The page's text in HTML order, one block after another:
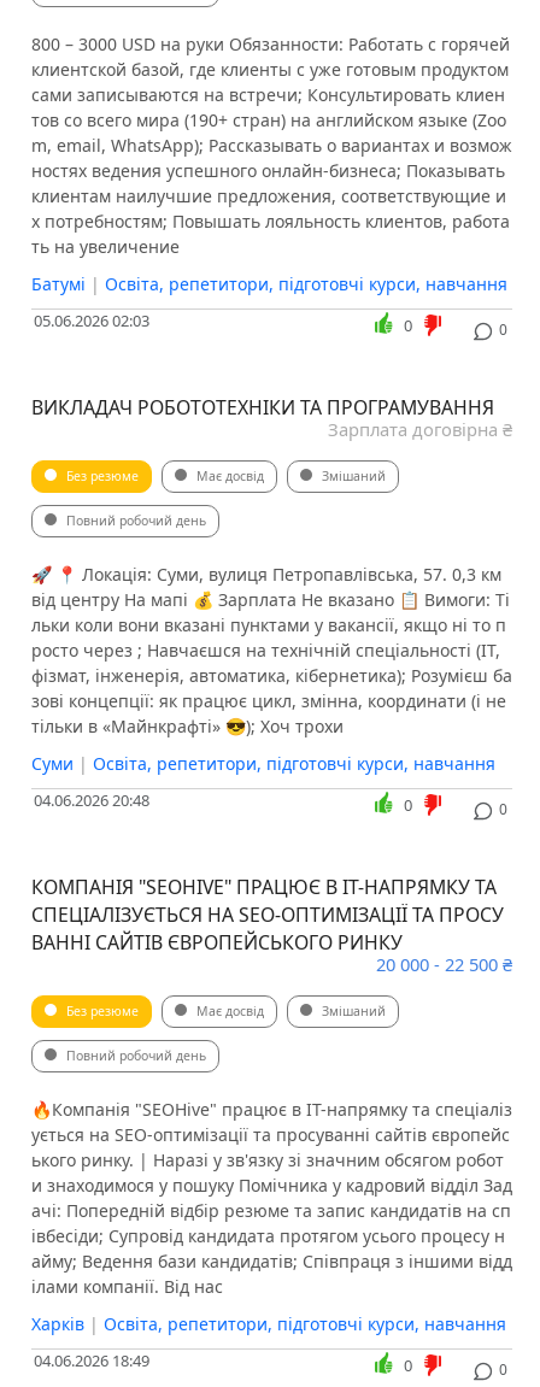
800 – 3000 USD на руки Обязанности: Работать с горячей
клиентской базой, где клиенты с уже готовым продуктом
сами записываются на встречи; Консультировать клиен
тов со всего мира (190+ стран) на английском языке (Zoo
m, email, WhatsApp); Рассказывать о вариантах и возмож
ностях ведения успешного онлайн-бизнеса; Показывать
клиентам наилучшие предложения, соответствующие и
х потребностям; Повышать лояльность клиентов, работа
ть на увеличение
Батумі | Освіта, репетитори, підготовчі курси, навчання
05.06.2026 02:03 0
0
ВИКЛАДАЧ РОБОТОТЕХНІКИ ТА ПРОГРАМУВАННЯ
Зарплата договірна ₴
Без резюме Має досвід Змішаний
Повний робочий день
🚀 📍 Локація: Суми, вулиця Петропавлівська, 57. 0,3 км
від центру На мапі 💰 Зарплата Не вказано 📋 Вимоги: Ті
льки коли вони вказані пунктами у вакансії, якщо ні то п
росто через ; Навчаєшся на технічній спеціальності (ІТ,
фізмат, інженерія, автоматика, кібернетика); Розумієш ба
зові концепції: як працює цикл, змінна, координати (і не
тільки в «Майнкрафті» 😎); Хоч трохи
Суми | Освіта, репетитори, підготовчі курси, навчання
04.06.2026 20:48 0
0
КОМПАНІЯ "SEOHIVE" ПРАЦЮЄ В ІТ-НАПРЯМКУ ТА
СПЕЦІАЛІЗУЄТЬСЯ НА SEO-ОПТИМІЗАЦІЇ ТА ПРОСУ
ВАННІ САЙТІВ ЄВРОПЕЙСЬКОГО РИНКУ
20 000 - 22 500 ₴
Без резюме Має досвід Змішаний
Повний робочий день
🔥Компанія "SEOHive" працює в ІТ-напрямку та спеціаліз
ується на SEO-оптимізації та просуванні сайтів європейс
ького ринку. | Наразі у зв'язку зі значним обсягом робот
и знаходимося у пошуку Помічника у кадровий відділ ️Зад
ачі: Попередній відбір резюме та запис кандидатів на сп
івбесіди; Супровід кандидата протягом усього процесу н
айму; Ведення бази кандидатів; Співпраця з іншими відд
ілами компанії. ️Від нас
Харків | Освіта, репетитори, підготовчі курси, навчання
04.06.2026 18:49 0
0